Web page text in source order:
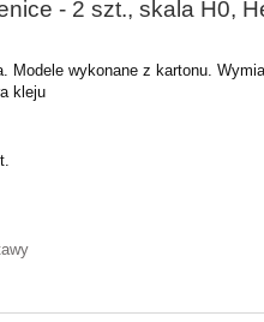
- 2 szt., skala H0,
Modele wykonane z kartonu.
kleju